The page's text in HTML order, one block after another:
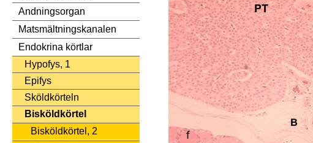
Andningsorgan
Matsmältningskanalen
Endokrina körtlar
Hypofys, 1
Epifys
Sköldkörteln
Bisköldkörtel
Bisköldkörtel, 2